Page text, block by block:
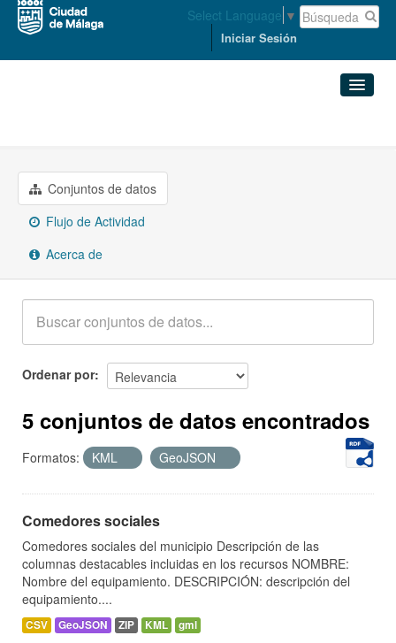
Select Language ▼
Iniciar Sesión
Organizaciones
Grupos
Acerca de
Conjuntos de datos
Flujo de Actividad
Acerca de
Ordenar por
5 conjuntos de datos encontrados
Formatos: KML GeoJSON
Comedores sociales
Comedores sociales del municipio Descripción de las
columnas destacables incluidas en los recursos NOMBRE:
Nombre del equipamiento. DESCRIPCIÓN: descripción del
equipamiento....
CSV GeoJSON ZIP KML gml